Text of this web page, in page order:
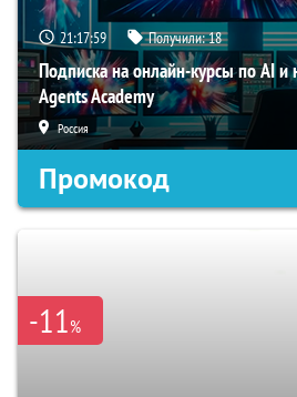
21:17:58 Получили:18
Подписка на онлайн-курсы по AI и
Agents Academy
Россия
Промокод
-11%